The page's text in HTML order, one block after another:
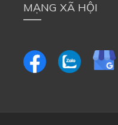
MẠNG XÃ HỘI